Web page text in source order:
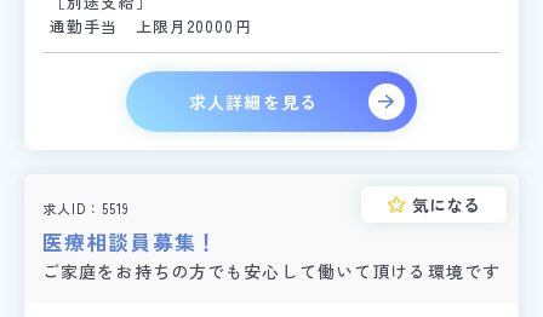
通勤手当 上限月20000円
求人詳細を見る
求人ID 5519
医療相談員募集！
ご家庭をお持ちの方でも安心して働いて頂ける環境です
気になる